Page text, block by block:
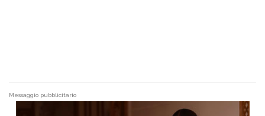
Messaggio pubblicitario